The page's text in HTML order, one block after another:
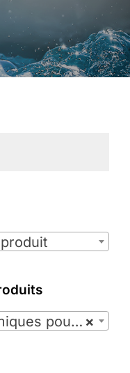
×
spas (35)